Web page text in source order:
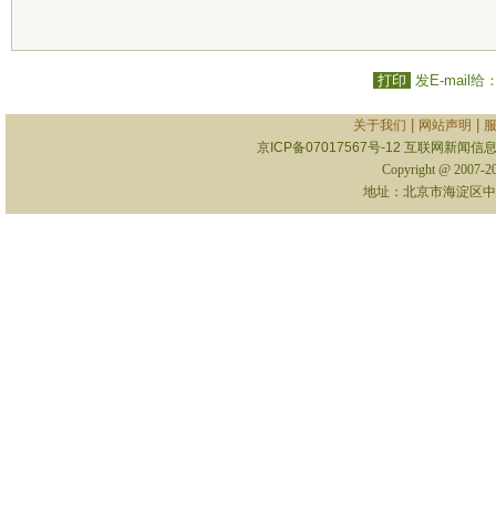
打印 发E-mail给
关于我们 网站声明
京ICP备07017567号-12 互联网新闻信
Copyright @ 2007-
地址：北京市海淀区